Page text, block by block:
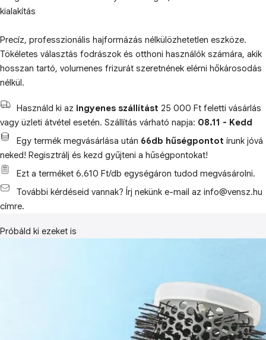
kialakítás
Precíz, professzionális hajformázás nélkülözhetetlen eszköze.
Tökéletes választás fodrászok és otthoni használók számára, akik
hosszan tartó, volumenes frizurát szeretnének elérni hőkárosodás
nélkül.
Használd ki az ingyenes szállítást 25 000 Ft feletti vásárlás
vagy üzleti átvétel esetén. Szállítás várható napja: 08.11 - Kedd
Egy termék megvásárlása után 66db hűségpontot írunk jóvá
neked! Regisztrálj és kezd gyűjteni a hűségpontokat!
Ezt a terméket 6.610 Ft/db egységáron tudod megvásárolni.
További kérdéseid vannak? Írj nekünk e-mail az info@vensz.hu
címre.
Próbáld ki ezeket is